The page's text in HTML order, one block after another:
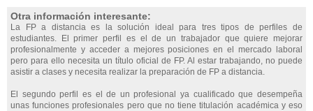
Otra información interesante:
La FP a distancia es la solución ideal para tres tipos de perfiles de
estudiantes. El primer perfil es el de un trabajador que quiere mejorar
profesionalmente y acceder a mejores posiciones en el mercado laboral
pero para ello necesita un título oficial de FP. Al estar trabajando, no puede
asistir a clases y necesita realizar la preparación de FP a distancia.
El segundo perfil es el de un profesional ya cualificado que desempeña
unas funciones profesionales pero que no tiene titulación académica y eso